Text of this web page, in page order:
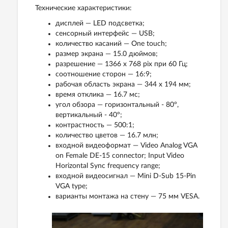
Технические характеристики:
дисплей — LED подсветка;
сенсорный интерфейс — USB;
количество касаний — One touch;
размер экрана — 15.0 дюймов;
разрешение — 1366 x 768 ріх при 60 Гц;
соотношение сторон — 16:9;
рабочая область экрана — 344 х 194 мм;
время отклика — 16.7 мс;
угол обзора — горизонтальный - 80°,
вертикальный - 40°;
контрастность — 500:1;
количество цветов — 16.7 млн;
входной видеоформат — Video Analog VGA
on Female DE-15 connector; Input Video
Horizontal Sync frequency range;
входной видеосигнал — Mini D-Sub 15-Pin
VGA type;
варианты монтажа на стену — 75 мм VESA.